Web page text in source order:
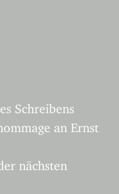
Schreibens
an Ernst
nächsten